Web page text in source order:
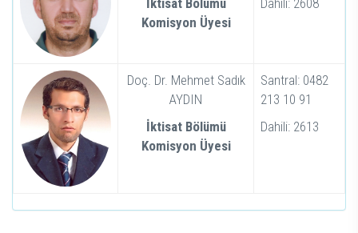
İktisat Bölümü
Komisyon Üyesi
Dahili: 2608
Doç. Dr. Mehmet Sadık
AYDIN
İktisat Bölümü
Komisyon Üyesi
Santral: 0482
213 10 91
Dahili: 2613